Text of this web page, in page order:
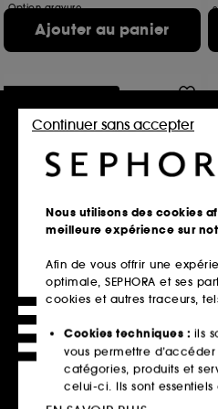
Option gravure
2 contenances disponibles
Ajouter au panier
Chroma Absolu
Shampoing Bain Chroma Respect
590
25,50€
Prix d'origine : 34,00€ -25%
10,20€ 100ml
Ajouter au panier
Nous utilisons des cookies
meilleure expérience sur
Afin de vous offrir une
optimale, SEPHORA et ses
cookies et autres traceurs,
Cookies techniques : ils
vous permettre
catégories, produits et
celui-ci. Ils sont
technique du site et ne
Continuer sans accepter